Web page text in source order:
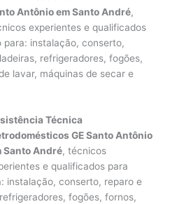
Antônio em Santo André,
experientes e qualificados
para: instalação, conserto,
refrigeradores, fogões,
lavar, máquinas de secar e
Técnica
GE Santo Antônio
Santo André, técnicos
e qualificados para
instalação, conserto, reparo e
fogões, fornos,